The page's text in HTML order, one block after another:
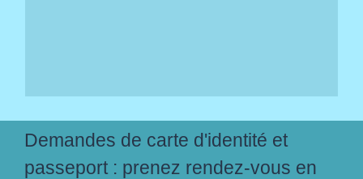
Demandes de carte d'identité et
passeport : prenez rendez-vous en